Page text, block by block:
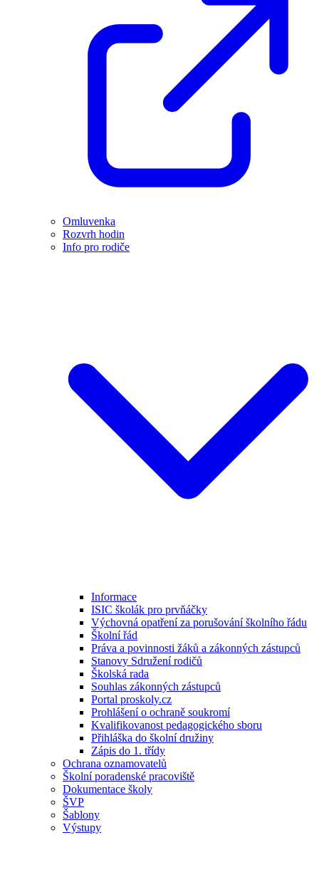
Omluvenka
Rozvrh hodin
Info pro rodiče
Informace
ISIC školák pro prvňáčky
Výchovná opatření za porušování školního řádu
Školní řád
Práva a povinnosti žáků a zákonných zástupců
Stanovy Sdružení rodičů
Školská rada
Souhlas zákonných zástupců
Portal proskoly.cz
Prohlášení o ochraně soukromí
Kvalifikovanost pedagogického sboru
Přihláška do školní družiny
Zápis do 1. třídy
Ochrana oznamovatelů
Školní poradenské pracoviště
Dokumentace školy
ŠVP
Šablony
Výstupy